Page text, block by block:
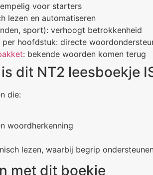
voor starters
lezen en automatiseren
sport): verhoogt betrokkenheid
hoofdstuk: directe
: bekende woorden komen terug
dit NT2 leesboekje
die:
woordherkenning
lezen, waarbij begrip
met dit boekje